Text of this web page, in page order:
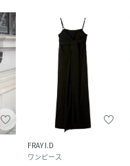
FRAY I.D
ワンピース